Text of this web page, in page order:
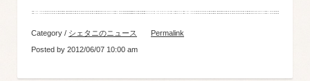
Category / シェタニのニュース
Permalink
Posted by 2012/06/07 10:00 am